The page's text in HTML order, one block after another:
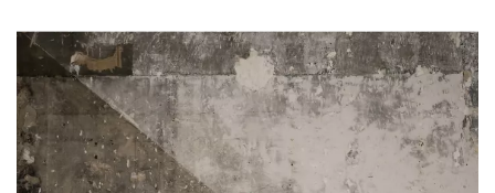
Rupture de stock